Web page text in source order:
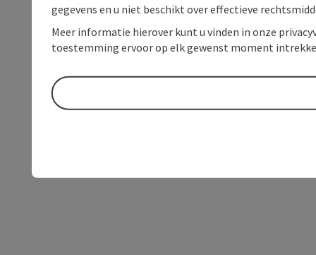
gegevens en u niet beschikt over effectieve
Meer informatie hierover kunt u vinden in onze
toestemming ervoor op elk gewenst moment